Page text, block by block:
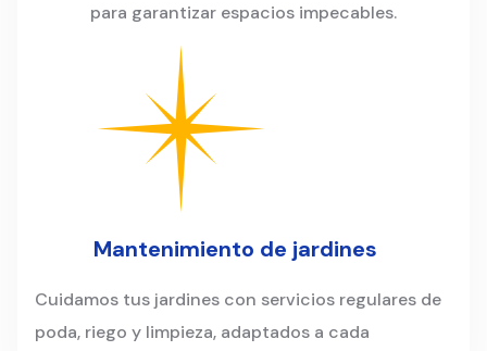
para garantizar espacios impecables.
Mantenimiento de jardines
Cuidamos tus jardines con servicios regulares de
poda, riego y limpieza, adaptados a cada